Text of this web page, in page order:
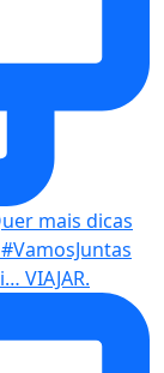
VIAJAR.